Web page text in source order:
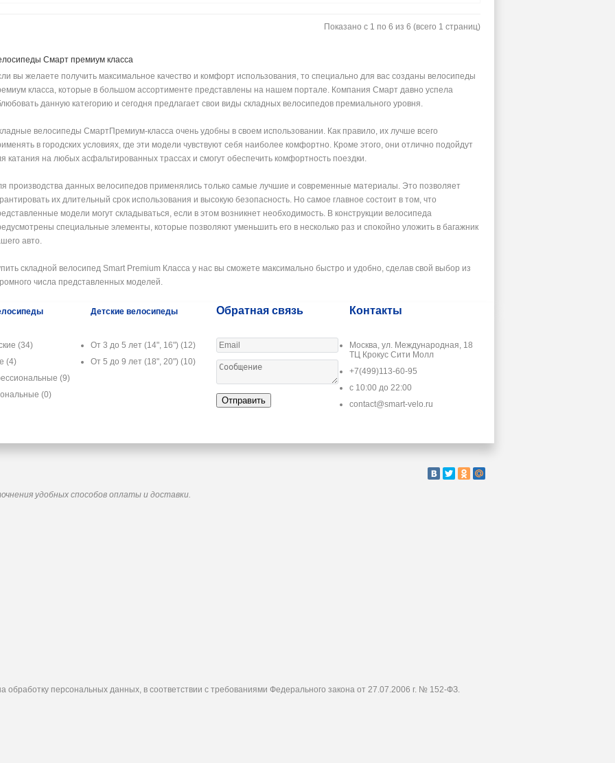
Показано с 1 по 6 из 6 (всего 1 страниц)
Смарт премиум класса
вы желаете получить максимальное качество и комфорт использования, то специально для вас созданы велосипеды
класса, которые в большом ассортименте представлены на нашем портале. Компания Смарт давно успела
данную категорию и сегодня предлагает свои виды складных велосипедов премиального уровня.
велосипеды СмартПремиум-класса очень удобны в своем использовании. Как правило, их лучше всего
в городских условиях, где эти модели чувствуют себя наиболее комфортно. Кроме этого, они отлично подойдут
катания на любых асфальтированных трассах и смогут обеспечить комфортность поездки.
производства данных велосипедов применялись только самые лучшие и современные материалы. Это позволяет
их длительный срок использования и высокую безопасность. Но самое главное состоит в том, что
модели могут складываться, если в этом возникнет необходимость. В конструкции велосипеда
специальные элементы, которые позволяют уменьшить его в несколько раз и спокойно уложить в багажник
авто.
складной велосипед Smart Premium Класса у нас вы сможете максимально быстро и удобно, сделав свой выбор из
числа представленных моделей.
(34)
(4)
(9)
(0)
Детские велосипеды
От 3 до 5 лет (14", 16") (12)
От 5 до 9 лет (18", 20") (10)
Обратная связь
Отправить
Контакты
Москва, ул. Международная, 18
ТЦ Крокус Сити Молл
+7(499)113-60-95
с 10:00 до 22:00
contact@smart-velo.ru
удобных способов оплаты и доставки.
обработку персональных данных, в соответствии с требованиями Федерального закона от 27.07.2006 г. № 152-ФЗ.